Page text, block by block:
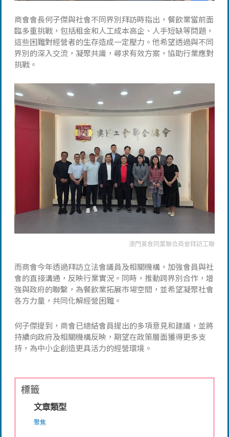
商會會長何子傑與社會不同界別拜訪時指出，餐飲業當前面
臨多重挑戰，包括租金和人工成本高企、人手短缺等問題，
這些困難對經營者的生存造成一定壓力。他希望透過與不同
界別的深入交流，凝聚共識，尋求有效方案，協助行業應對
挑戰。
澳門美食同業聯合商會拜訪工聯
而商會今年透過拜訪立法會議員及相關機構，加強會員與社
會的直接溝通，反映行業實況。同時，推動跨界別合作，增
強與政府的聯繫，為餐飲業拓展市場空間，並希望凝聚社會
各方力量，共同化解經營困難。
何子傑提到，商會已總結會員提出的多項意見和建議，並將
持續向政府及相關機構反映，期望在政策層面獲得更多支
持，為中小企創造更具活力的經營環境。
標籤
文章類型
聚焦